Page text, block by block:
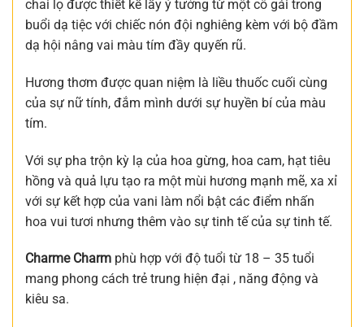
chai lọ được thiết kế lấy ý tưởng từ một cô gái trong
buổi dạ tiệc với chiếc nón đội nghiêng kèm với bộ đầm
dạ hội nâng vai màu tím đầy quyến rũ.
Hương thơm được quan niệm là liều thuốc cuối cùng
của sự nữ tính, đắm mình dưới sự huyền bí của màu
tím.
Với sự pha trộn kỳ lạ của hoa gừng, hoa cam, hạt tiêu
hồng và quả lựu tạo ra một mùi hương mạnh mẽ, xa xỉ
với sự kết hợp của vani làm nổi bật các điểm nhấn
hoa vui tươi nhưng thêm vào sự tinh tế của sự tinh tế.
Charme Charm phù hợp với độ tuổi từ 18 – 35 tuổi
mang phong cách trẻ trung hiện đại , năng động và
kiêu sa.